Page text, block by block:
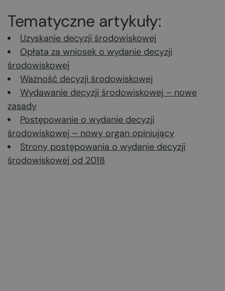
Tematyczne artykuły:
Uzyskanie decyzji środowiskowej
Opłata za wniosek o wydanie decyzji
środowiskowej
Ważność decyzji środowiskowej
Wydawanie decyzji środowiskowej – nowe
zasady
Postępowanie o wydanie decyzji
środowiskowej – nowy organ opiniujący
Strony postępowania o wydanie decyzji
środowiskowej od 2018